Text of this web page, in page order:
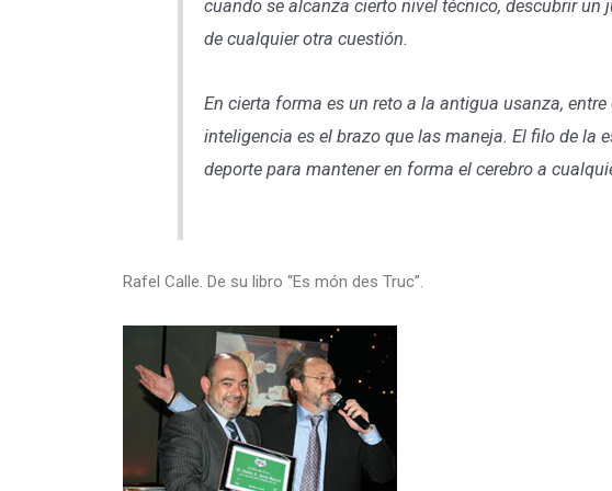
cuando se alcanza cierto nivel técnico, descubrir
de cualquier otra cuestión.
En cierta forma es un reto a la antigua usanza,
inteligencia es el brazo que las maneja. El filo de la
deporte para mantener en forma el cerebro a
Rafel Calle. De su libro “Es món des Truc”.